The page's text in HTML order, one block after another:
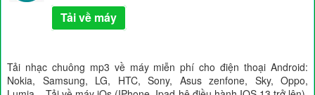
Tải về máy
Tải nhạc chuông mp3 về máy miễn phí cho điện thoại Android:
Nokia, Samsung, LG, HTC, Sony, Asus zenfone, Sky, Oppo,